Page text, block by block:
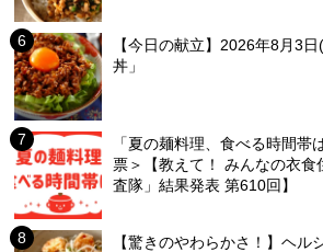
【今日の献立】2026年8月3
丼」
「夏の麺料理、食べる時間帯
票＞【教えて！ みんなの衣食
査隊」結果発表 第610回】
【驚きのやわらかさ！】ヘル